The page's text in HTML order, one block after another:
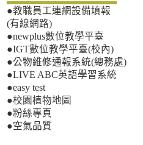
●教職員工連網設備填報
(有線網路)
●newplus數位教學平臺
●IGT數位教學平臺(校內)
●公物維修通報系統(總務處)
●LIVE ABC英語學習系統
●easy test
●校園植物地圖
●粉絲專頁
●空氣品質